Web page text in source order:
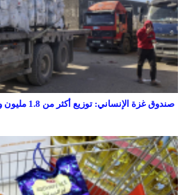
صندوق غزة الإنساني: توزيع أكثر من 1.8 مليون وجبة و80...